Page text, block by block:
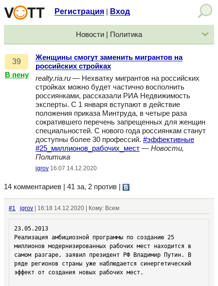
Регистрация Вход
Новости | Политика
39
В пену
Женщины смогут заменить мигрантов на
российских стройках
realty.ria.ru — Нехватку мигрантов на российских
стройках можно будет частично восполнить
россиянками, рассказали РИА Недвижимость
эксперты. С 1 января вступают в действие
положения приказа Минтруда, в четыре раза
сократившего перечень запрещенных для женщин
специальностей. С нового года россиянкам станут
доступны более 30 профессий. #эффективные
#25_миллионов_рабочих_мест — Новости,
Политика
igrov 16:07 14.12.2020
14 комментариев | 41 за, 2 против
#1 igrov | 16:18 14.12.2020 | Кому: Всем
23.05.2013
Реализация амбициозной программы по созданию 25
миллионов модернизированных рабочих мест находится в
самом разгаре, заявил президент РФ Владимир Путин. В
ряде регионов страны уже наблюдается синергетический
эффект от создания новых рабочих мест.